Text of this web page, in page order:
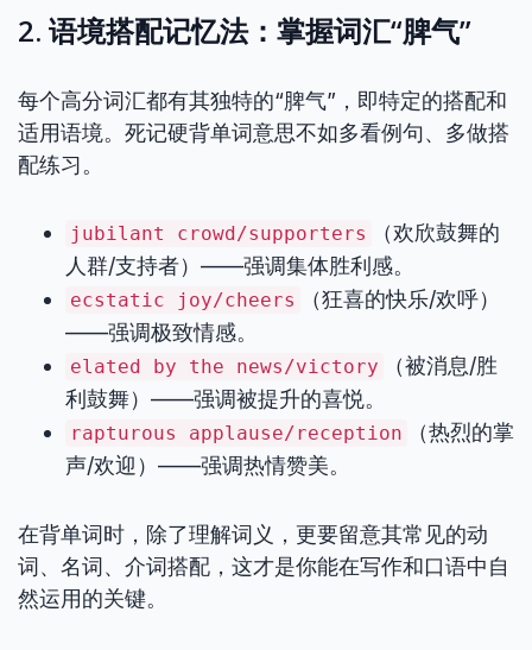
2. 语境搭配记忆法：掌握词汇“脾气”
每个高分词汇都有其独特的“脾气”，即特定的搭配和
适用语境。死记硬背单词意思不如多看例句、多做搭
配练习。
jubilant crowd/supporters
（欢欣鼓舞的
人群/支持者）——强调集体胜利感。
ecstatic joy/cheers
（狂喜的快乐/欢呼）
——强调极致情感。
elated by the news/victory
（被消息/胜
利鼓舞）——强调被提升的喜悦。
rapturous applause/reception
（热烈的掌
声/欢迎）——强调热情赞美。
在背单词时，除了理解词义，更要留意其常见的动
词、名词、介词搭配，这才是你能在写作和口语中自
然运用的关键。